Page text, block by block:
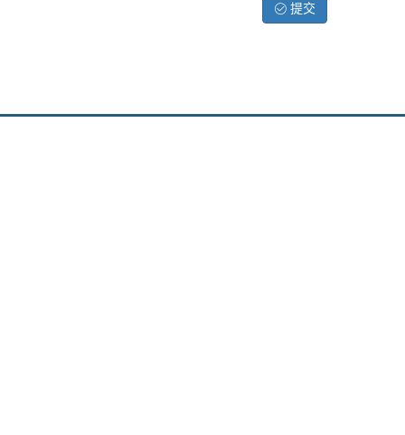
 提交